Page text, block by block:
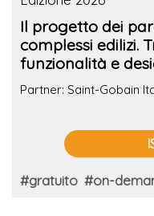
Il progetto dei
complessi edilizi.
funzionalità e
Partner: Saint-Gobain
#gratuito #on-